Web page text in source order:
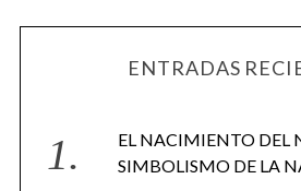
ENTRADAS
EL NACIMIENTO DEL
SIMBOLISMO DE LA